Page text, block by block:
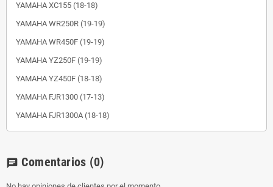
YAMAHA XC155 (18-18)
YAMAHA WR250R (19-19)
YAMAHA WR450F (19-19)
YAMAHA YZ250F (19-19)
YAMAHA YZ450F (18-18)
YAMAHA FJR1300 (17-13)
YAMAHA FJR1300A (18-18)
chat Comentarios (0)